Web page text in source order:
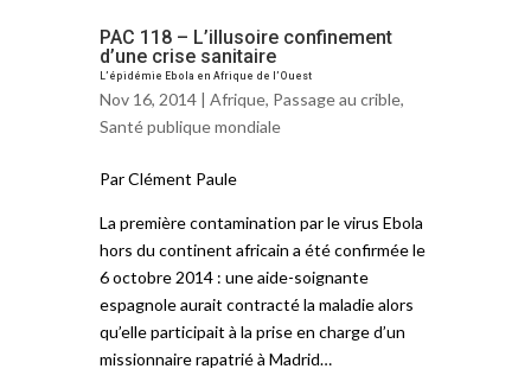
PAC 118 – L’illusoire confinement
d’une crise sanitaire
L’épidémie Ebola en Afrique de l’Ouest
Nov 16, 2014 | Afrique, Passage au crible,
Santé publique mondiale
Par Clément Paule
La première contamination par le virus Ebola
hors du continent africain a été confirmée le
6 octobre 2014 : une aide-soignante
espagnole aurait contracté la maladie alors
qu’elle participait à la prise en charge d’un
missionnaire rapatrié à Madrid…